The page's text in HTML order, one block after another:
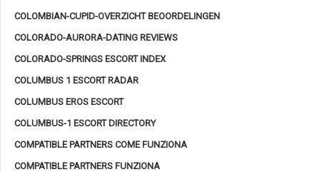
COLOMBIAN-CUPID-OVERZICHT BEOORDELINGEN
COLORADO-AURORA-DATING REVIEWS
COLORADO-SPRINGS ESCORT INDEX
COLUMBUS 1 ESCORT RADAR
COLUMBUS EROS ESCORT
COLUMBUS-1 ESCORT DIRECTORY
COMPATIBLE PARTNERS COME FUNZIONA
COMPATIBLE PARTNERS FUNZIONA